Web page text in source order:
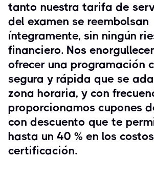
tanto nuestra tarifa de
del examen se reembolsan
íntegramente, sin ningún
financiero. Nos
ofrecer una programación
segura y rápida que se
zona horaria, y con
proporcionamos cupones
con descuento que te
hasta un 40 % en los
certificación.